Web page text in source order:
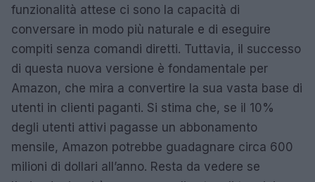
funzionalità attese ci sono la capacità di
conversare in modo più naturale e di eseguire
compiti senza comandi diretti. Tuttavia, il successo
di questa nuova versione è fondamentale per
Amazon, che mira a convertire la sua vasta base di
utenti in clienti paganti. Si stima che, se il 10%
degli utenti attivi pagasse un abbonamento
mensile, Amazon potrebbe guadagnare circa 600
milioni di dollari all’anno. Resta da vedere se